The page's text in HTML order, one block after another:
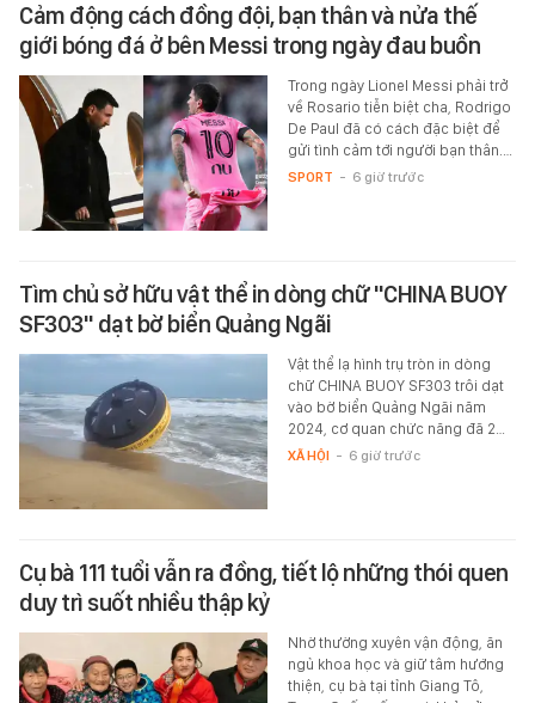
Cảm động cách đồng đội, bạn thân và nửa thế
giới bóng đá ở bên Messi trong ngày đau buồn
Trong ngày Lionel Messi phải trở
về Rosario tiễn biệt cha, Rodrigo
De Paul đã có cách đặc biệt để
gửi tình cảm tới người bạn thân.…
SPORT - 6 giờ trước
Tìm chủ sở hữu vật thể in dòng chữ "CHINA BUOY
SF303" dạt bờ biển Quảng Ngãi
Vật thể lạ hình trụ tròn in dòng
chữ CHINA BUOY SF303 trôi dạt
vào bờ biển Quảng Ngãi năm
2024, cơ quan chức năng đã 2…
XÃ HỘI - 6 giờ trước
Cụ bà 111 tuổi vẫn ra đồng, tiết lộ những thói quen
duy trì suốt nhiều thập kỷ
Nhờ thường xuyên vận động, ăn
ngủ khoa học và giữ tâm hướng
thiện, cụ bà tại tỉnh Giang Tô,